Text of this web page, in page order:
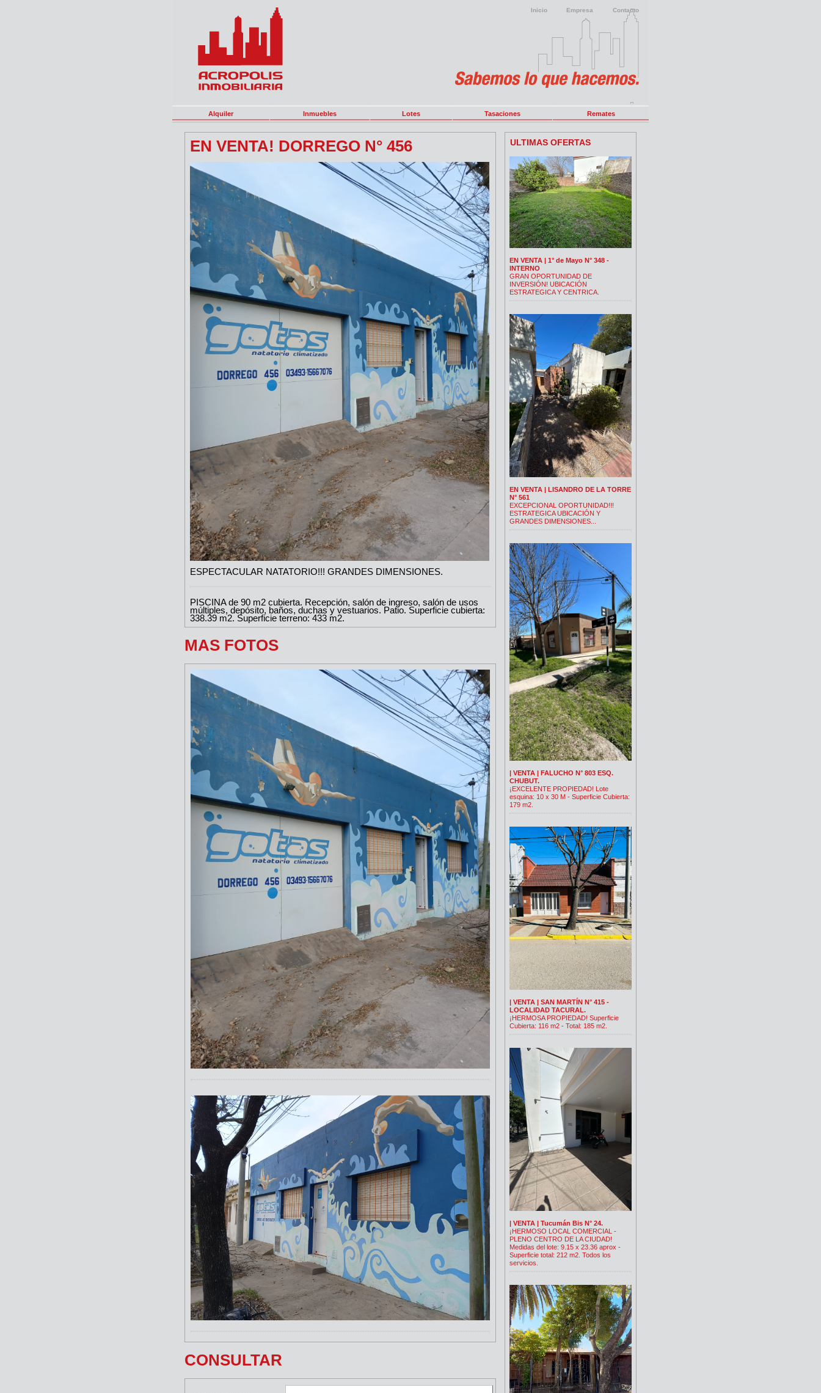
Inicio Empresa Contacto
Alquiler Inmuebles Lotes Tasaciones Remates
EN VENTA! DORREGO N° 456
ESPECTACULAR NATATORIO!!! GRANDES DIMENSIONES.
PISCINA de 90 m2 cubierta. Recepción, salón de ingreso, salón de usos
múltiples, depósito, baños, duchas y vestuarios. Patio. Superficie cubierta:
338.39 m2. Superficie terreno: 433 m2.
MAS FOTOS
CONSULTAR
ULTIMAS OFERTAS
EN VENTA | 1° de Mayo N° 348 -
INTERNO
GRAN OPORTUNIDAD DE
INVERSIÓN! UBICACIÓN
ESTRATEGICA Y CENTRICA.
EN VENTA | LISANDRO DE LA TORRE
N° 561
EXCEPCIONAL OPORTUNIDAD!!!
ESTRATEGICA UBICACIÓN Y
GRANDES DIMENSIONES...
| VENTA | FALUCHO N° 803 ESQ.
CHUBUT.
¡EXCELENTE PROPIEDAD! Lote
esquina: 10 x 30 M - Superficie Cubierta:
179 m2.
| VENTA | SAN MARTÍN N° 415 -
LOCALIDAD TACURAL.
¡HERMOSA PROPIEDAD! Superficie
Cubierta: 116 m2 - Total: 185 m2.
| VENTA | Tucumán Bis N° 24.
¡HERMOSO LOCAL COMERCIAL -
PLENO CENTRO DE LA CIUDAD!
Medidas del lote: 9.15 x 23.36 aprox -
Superficie total: 212 m2. Todos los
servicios.